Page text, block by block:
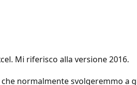
Mi riferisco alla versione 2016.
normalmente svolgeremmo a